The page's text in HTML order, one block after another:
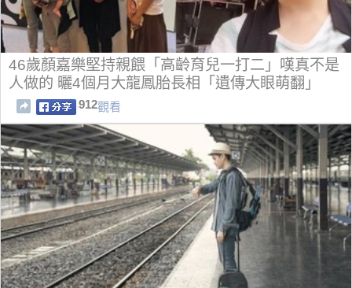
46歲顏嘉樂堅持親餵「高齡育兒一打二」嘆真不是
人做的 曬4個月大龍鳳胎長相「遺傳大眼萌翻」
912觀看